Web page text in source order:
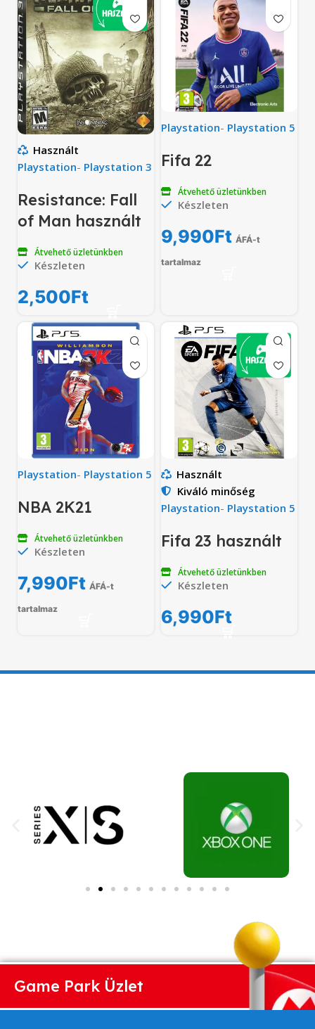
Használt
Playstation- Playstation 3
Resistance: Fall
of Man használt
Átvehető üzletünkben
Készleten
2,500Ft
Playstation- Playstation 5
Fifa 22
Átvehető üzletünkben
Készleten
9,990Ft ÁFÁ-t
tartalmaz
Playstation- Playstation 5
NBA 2K21
Átvehető üzletünkben
Készleten
7,990Ft ÁFÁ-t
tartalmaz
Használt
Kiváló minőség
Playstation- Playstation 5
Fifa 23 használt
Átvehető üzletünkben
Készleten
6,990Ft
Game Park Üzlet